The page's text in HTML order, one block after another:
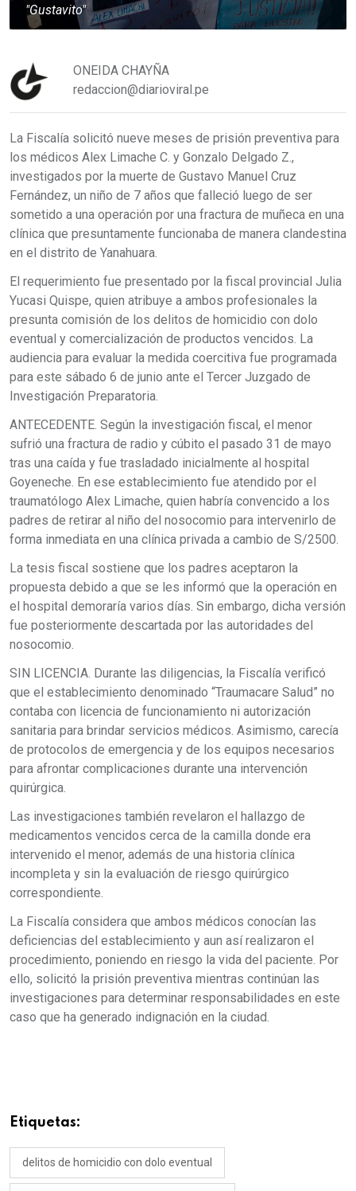
"Gustavito"
ONEIDA CHAYÑA
redaccion@diarioviral.pe
La Fiscalía solicitó nueve meses de prisión preventiva para
los médicos Alex Limache C. y Gonzalo Delgado Z.,
investigados por la muerte de Gustavo Manuel Cruz
Fernández, un niño de 7 años que falleció luego de ser
sometido a una operación por una fractura de muñeca en una
clínica que presuntamente funcionaba de manera clandestina
en el distrito de Yanahuara.
El requerimiento fue presentado por la fiscal provincial Julia
Yucasi Quispe, quien atribuye a ambos profesionales la
presunta comisión de los delitos de homicidio con dolo
eventual y comercialización de productos vencidos. La
audiencia para evaluar la medida coercitiva fue programada
para este sábado 6 de junio ante el Tercer Juzgado de
Investigación Preparatoria.
ANTECEDENTE. Según la investigación fiscal, el menor
sufrió una fractura de radio y cúbito el pasado 31 de mayo
tras una caída y fue trasladado inicialmente al hospital
Goyeneche. En ese establecimiento fue atendido por el
traumatólogo Alex Limache, quien habría convencido a los
padres de retirar al niño del nosocomio para intervenirlo de
forma inmediata en una clínica privada a cambio de S/2500.
La tesis fiscal sostiene que los padres aceptaron la
propuesta debido a que se les informó que la operación en
el hospital demoraría varios días. Sin embargo, dicha versión
fue posteriormente descartada por las autoridades del
nosocomio.
SIN LICENCIA. Durante las diligencias, la Fiscalía verificó
que el establecimiento denominado “Traumacare Salud” no
contaba con licencia de funcionamiento ni autorización
sanitaria para brindar servicios médicos. Asimismo, carecía
de protocolos de emergencia y de los equipos necesarios
para afrontar complicaciones durante una intervención
quirúrgica.
Las investigaciones también revelaron el hallazgo de
medicamentos vencidos cerca de la camilla donde era
intervenido el menor, además de una historia clínica
incompleta y sin la evaluación de riesgo quirúrgico
correspondiente.
La Fiscalía considera que ambos médicos conocían las
deficiencias del establecimiento y aun así realizaron el
procedimiento, poniendo en riesgo la vida del paciente. Por
ello, solicitó la prisión preventiva mientras continúan las
investigaciones para determinar responsabilidades en este
caso que ha generado indignación en la ciudad.
Etiquetas:
delitos de homicidio con dolo eventual